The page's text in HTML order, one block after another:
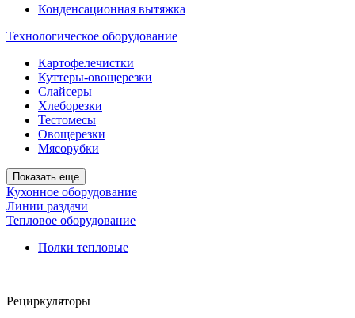
Конденсационная вытяжка
Технологическое оборудование
Картофелечистки
Куттеры-овощерезки
Слайсеры
Хлеборезки
Тестомесы
Овощерезки
Мясорубки
Показать еще
Кухонное оборудование
Линии раздачи
Тепловое оборудование
Полки тепловые
Рециркуляторы